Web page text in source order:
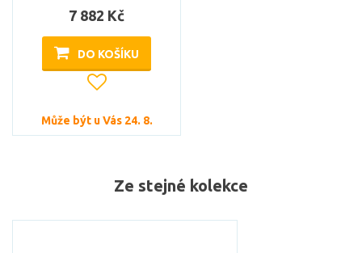
7 882 Kč
DO KOŠÍKU
Může být u Vás 24. 8.
Ze stejné kolekce